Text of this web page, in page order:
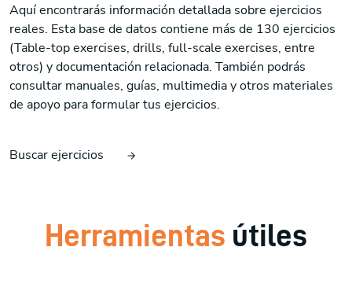
Aquí encontrarás información detallada sobre ejercicios
reales. Esta base de datos contiene más de 130 ejercicios
(Table-top exercises, drills, full-scale exercises, entre
otros) y documentación relacionada. También podrás
consultar manuales, guías, multimedia y otros materiales
de apoyo para formular tus ejercicios.
Buscar ejercicios
Herramientas útiles